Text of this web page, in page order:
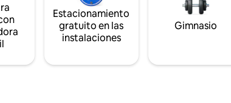
Estacionamiento
gratuito en las
instalaciones
Gimnasio